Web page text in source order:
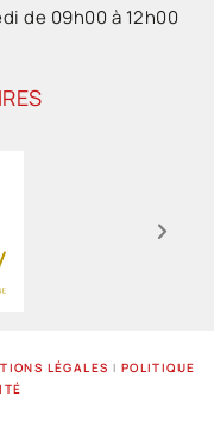
de 09h00 à 12h00
LÉGALES I POLITIQUE